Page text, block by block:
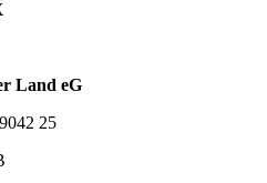
Land eG
25